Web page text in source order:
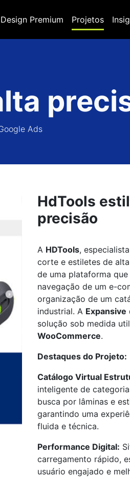
Design Premium Projetos
Ads
HdTools
precisão
A HDTools,
corte e estiletes de
de uma plataforma
navegação de um e-
organização de um
industrial. A Expansive
solução sob medida
WooCommerce.
Destaques do Projeto:
Catálogo Virtual
inteligente de
busca por lâminas e
garantindo uma
fluida e técnica.
Performance Digital:
carregamento rápido,
usuário engajado e